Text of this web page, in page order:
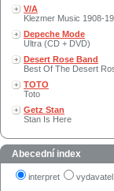
V/A
Klezmer Music 1908-
Depeche Mode
Ultra (CD + DVD)
Desert Rose Band
Best Of The Desert
TOTO
Toto
Getz Stan
Stan Is Here
Abecední index
interpret vydavatel